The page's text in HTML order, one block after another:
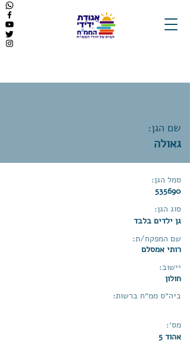
שם הגן:
גאולה
535690
סמל הגן:
גן ילדים בלבד
סוג הגן:
רותי אמסלם
שם המפקח/ת:
חולון
יישוב:
ביה״ס ממ״ח ברשות:
אהוד 5
מס׳: